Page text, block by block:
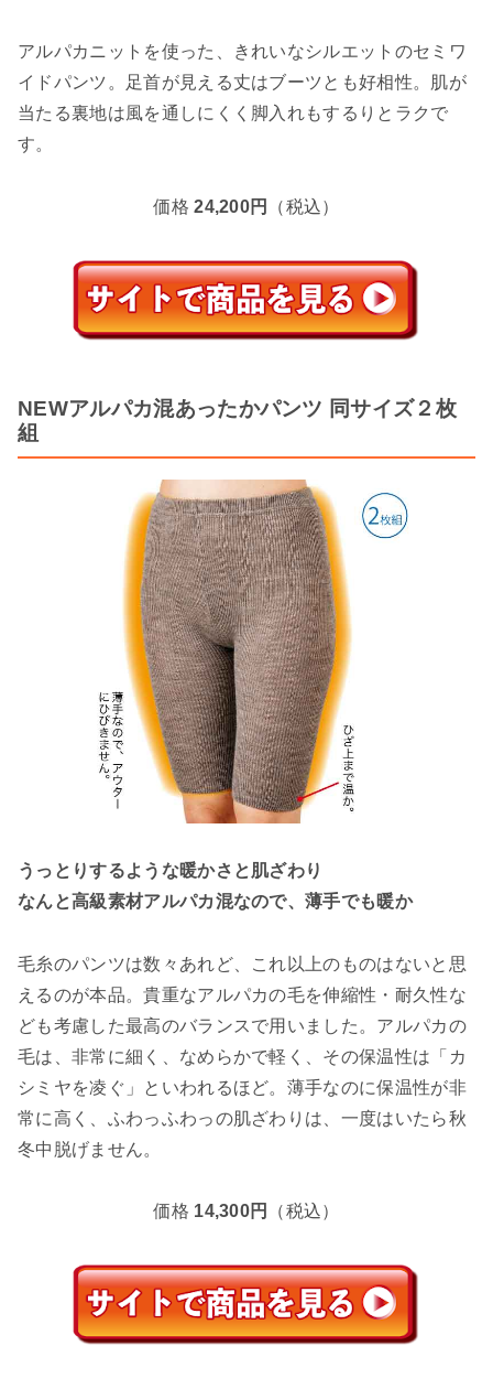
アルパカニットを使った、きれいなシルエットのセミワ
イドパンツ。足首が見える丈はブーツとも好相性。肌が
当たる裏地は風を通しにくく脚入れもするりとラクで
す。
価格24,200円 （税込）
NEWアルパカ混あったかパンツ 同サイズ２枚
組
うっとりするような暖かさと肌ざわり
なんと高級素材アルパカ混なので、薄手でも暖か
毛糸のパンツは数々あれど、これ以上のものはないと思
えるのが本品。貴重なアルパカの毛を伸縮性・耐久性な
ども考慮した最高のバランスで用いました。アルパカの
毛は、非常に細く、なめらかで軽く、その保温性は「カ
シミヤを凌ぐ」といわれるほど。薄手なのに保温性が非
常に高く、ふわっふわっの肌ざわりは、一度はいたら秋
冬中脱げません。
価格 14,300円 （税込）